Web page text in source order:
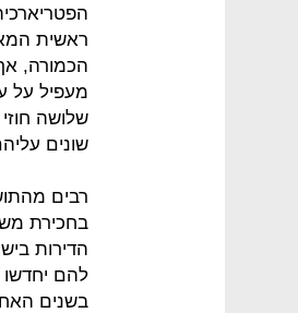
הכמורה,
שלושה
שונים
רבים
בחכירת
הדירות
להם
בשנים